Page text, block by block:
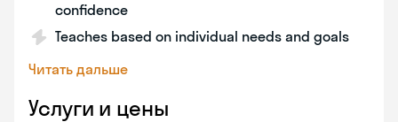
confidence
Teaches based on individual needs and goals
Читать дальше
Услуги и цены